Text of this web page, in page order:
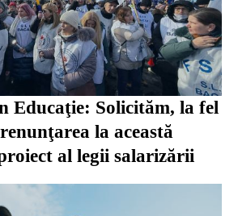
Educaţie: Solicităm, la fel
la această
al legii salarizării